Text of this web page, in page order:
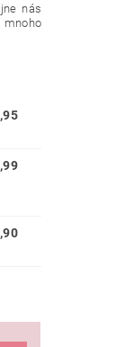
nás
mnoho